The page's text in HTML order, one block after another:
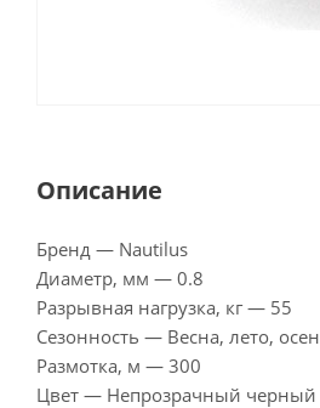
Описание
Бренд — Nautilus
Диаметр, мм — 0.8
Разрывная нагрузка, кг — 55
Сезонность — Весна, лето,
Размотка, м — 300
Цвет — Непрозрачный черный